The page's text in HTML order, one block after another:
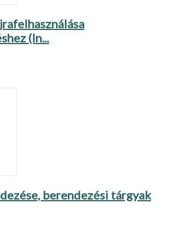
(In...
berendezési tárgyak